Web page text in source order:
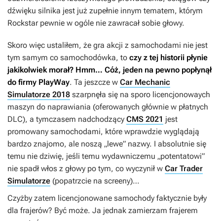
dźwięku silnika jest już zupełnie innym tematem, którym
Rockstar pewnie w ogóle nie zawracał sobie głowy.
Skoro więc ustaliłem, że gra akcji z samochodami nie jest
tym samym co samochodówka, to czy z tej historii płynie
jakikolwiek morał? Hmm… Cóż, jeden na pewno popłynął
do firmy PlayWay. Ta jeszcze w Car Mechanic
Simulatorze 2018 szarpnęła się na sporo licencjonowaych
maszyn do naprawiania (oferowanych głównie w płatnych
DLC), a tymczasem nadchodzący CMS 2021 jest
promowany samochodami, które wprawdzie wyglądają
bardzo znajomo, ale noszą „lewe” nazwy. I absolutnie się
temu nie dziwię, jeśli temu wydawniczemu „potentatowi”
nie spadł włos z głowy po tym, co wyczynił w Car Trader
Simulatorze (popatrzcie na screeny)…
Czyżby zatem licencjonowane samochody faktycznie były
dla frajerów? Być może. Ja jednak zamierzam frajerem